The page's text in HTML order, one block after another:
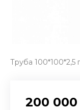
Труба 100*100*2,5
200 000